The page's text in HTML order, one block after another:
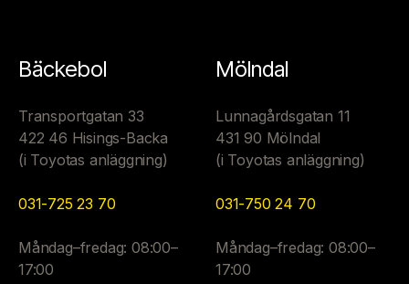
Bäckebol
Transportgatan 33
422 46 Hisings-Backa
(i Toyotas anläggning)
031-725 23 70
Måndag–fredag: 08:00–
17:00
Mölndal
Lunnagårdsgatan 11
431 90 Mölndal
(i Toyotas anläggning)
031-750 24 70
Måndag–fredag: 08:00–
17:00